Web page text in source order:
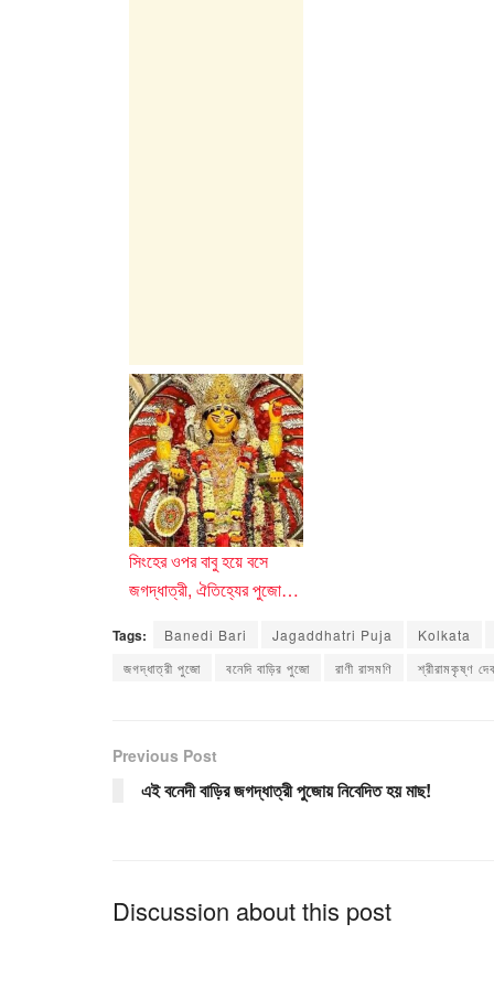
সিংহের ওপর বাবু হয়ে বসে
জগদ্ধাত্রী, ঐতিহ্যের পুজো…
Tags: Banedi Bari Jagaddhatri Puja Kolkata
জগদ্ধাত্রী পুজো
বনেদি বাড়ির পুজো রাণী রাসমণি শ্রীরামকৃষ্ণ দেব
Previous Post
এই বনেদী বাড়ির জগদ্ধাত্রী পুজোয় নিবেদিত হয় মাছ!
Discussion about this post